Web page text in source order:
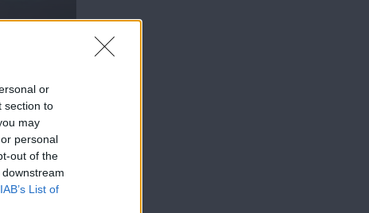
or
section to
may
personal
out of the
IAB’s List of